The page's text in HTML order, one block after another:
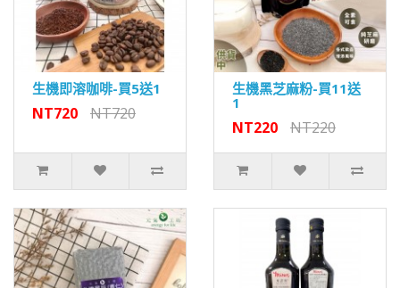
生機即溶咖啡-買5送1
NT720 NT720
生機黑芝麻粉-買11送
1
NT220 NT220